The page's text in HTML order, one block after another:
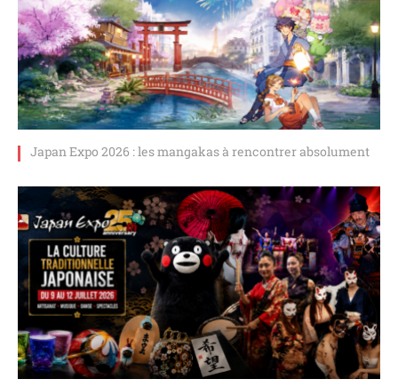
Japan Expo 2026 : les mangakas à rencontrer absolument